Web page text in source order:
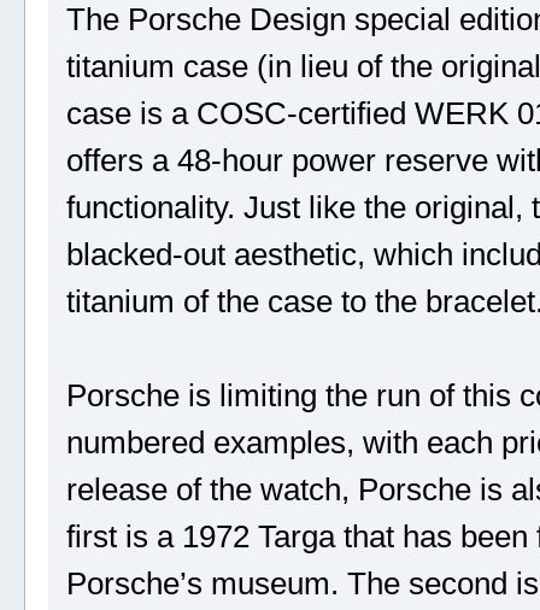
The Porsche Design special
titanium case (in lieu of the
case is a COSC-certified WERK
offers a 48-hour power reserve
functionality. Just like the original,
blacked-out aesthetic, which
titanium of the case to the
Porsche is limiting the run of this
numbered examples, with each
release of the watch, Porsche is
first is a 1972 Targa that has
Porsche’s museum. The second